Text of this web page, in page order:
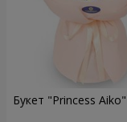
Букет "Princess Aiko"